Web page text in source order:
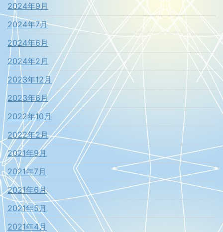
2024年9月
2024年7月
2024年6月
2024年2月
2023年12月
2023年6月
2022年10月
2022年2月
2021年9月
2021年7月
2021年6月
2021年5月
2021年4月